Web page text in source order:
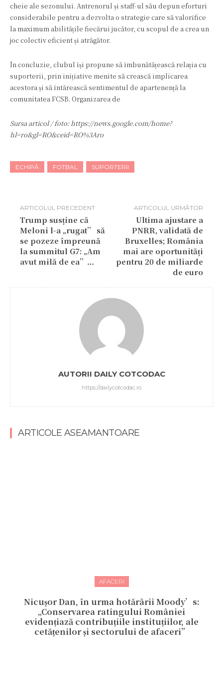
cheie ale sezonului. Antrenorul și staff-ul său depun eforturi
considerabile pentru a dezvolta o strategie care să valorifice
la maximum abilitățile fiecărui jucător, cu scopul de a crea un
joc colectiv eficient și atrăgător.
În concluzie, clubul își propune să îmbunătățească relația cu
suporterii, prin inițiative menite să crească implicarea
acestora și să întărească sentimentul de apartenență la
comunitatea FCSB. Organizarea de
Sursa articol / foto: https://news.google.com/home?
hl=ro&gl=RO&ceid=RO%3Aro
ECHIPĂ FOTBAL SUPORTERII
ARTICOLUL PRECEDENT
Trump susține că
Meloni l-a „rugat” să
se pozeze împreună
la summitul G7: „Am
avut milă de ea”…
ARTICOLUL URMĂTOR
Ultima ajustare a
PNRR, validată de
Bruxelles; România
mai are oportunități
pentru 20 de miliarde
de euro
AUTORII DAILY COTCODAC
https://dailycotcodac.ro
ARTICOLE ASEAMANTOARE
AFACERI
Nicușor Dan, în urma hotărârii Moody’s:
„Conservarea ratingului României
evidențiază contribuțiile instituțiilor, ale
cetățenilor și sectorului de afaceri”